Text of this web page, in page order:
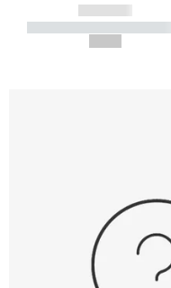
------------
----------- -----------